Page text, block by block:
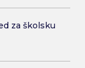
za školsku